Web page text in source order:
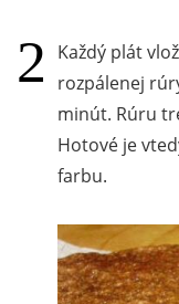
Každý plát
rozpálenej
minút. Rúru
Hotové je
farbu.